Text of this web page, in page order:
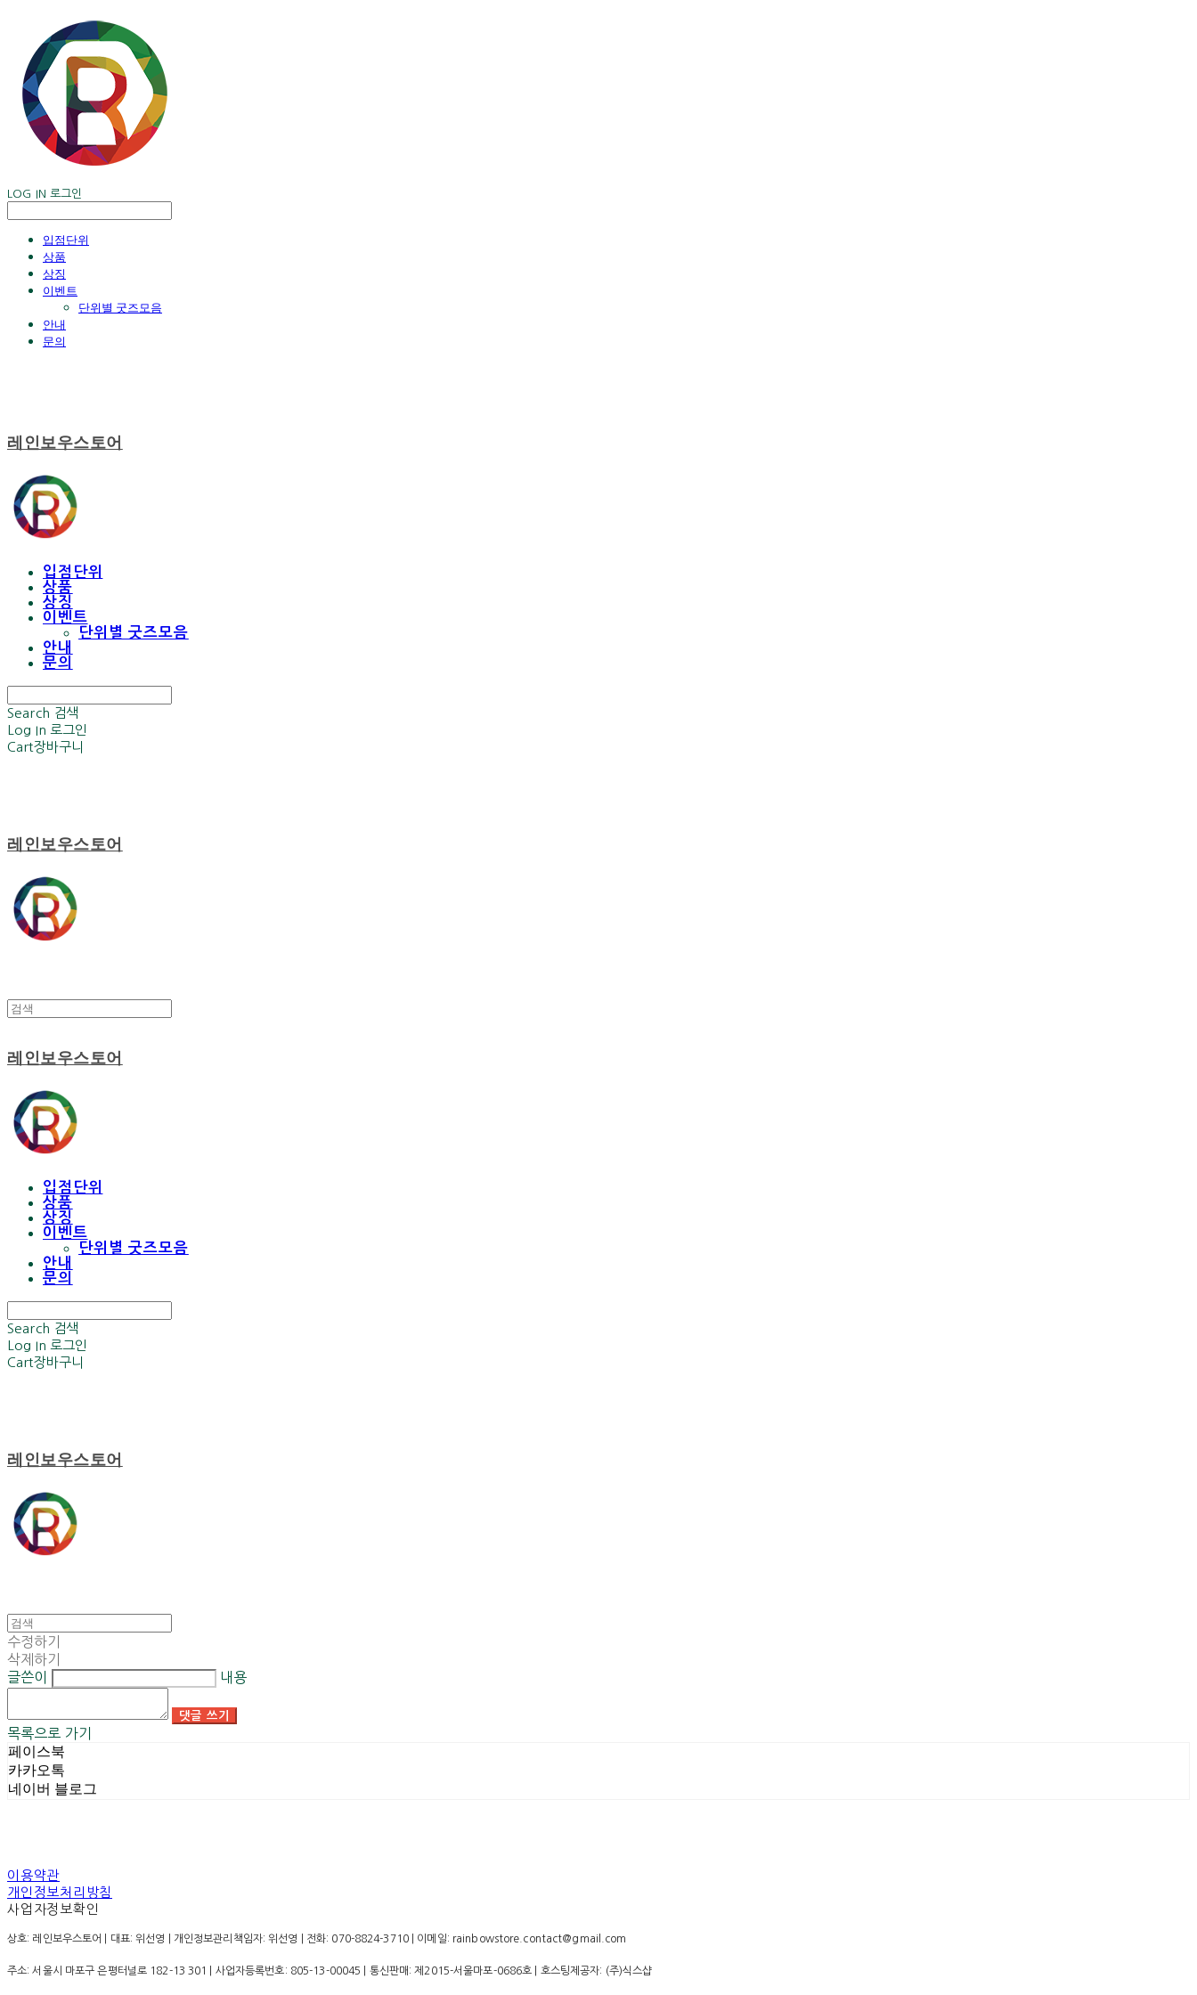
LOG IN 로그인
입점단위
상품
상징
이벤트
단위별 굿즈모음
안내
문의
레인보우스토어
입점단위
상품
상징
이벤트
단위별 굿즈모음
안내
문의
Search 검색
Log In 로그인
Cart장바구니
레인보우스토어
레인보우스토어
입점단위
상품
상징
이벤트
단위별 굿즈모음
안내
문의
Search 검색
Log In 로그인
Cart장바구니
레인보우스토어
수정하기
삭제하기
글쓴이
내용
댓글 쓰기
목록으로 가기
페이스북
카카오톡
네이버 블로그
이용약관
개인정보처리방침
사업자정보확인
상호: 레인보우스토어 | 대표: 위선영 | 개인정보관리책임자: 위선영 | 전화: 070-8824-3710 | 이메일: rainbowstore.contact@gmail.com
주소: 서울시 마포구 은평터널로 182-13 301 | 사업자등록번호: 805-13-00045 | 통신판매:제2015-서울마포-0686호 | 호스팅제공자: (주)식스샵